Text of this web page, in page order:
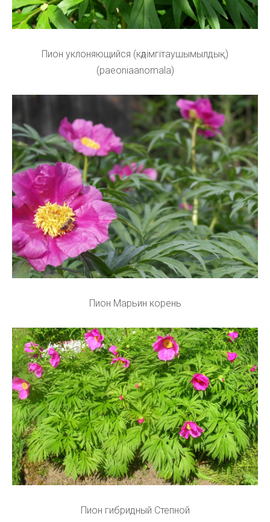
Пион уклоняющийся (кәдімгітаушымылдық)
(paeoniaanomala)
Пион Марьин корень
Пион гибридный Степной